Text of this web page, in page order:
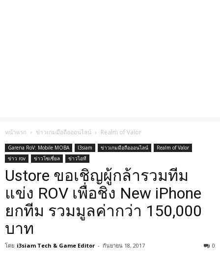
หน้าแรก ข่าวเกมมือถือออนไลน์ Realm of Valor
Garena RoV: Mobile MOBA I3siam ข่าวเกมมือถือออนไลน์
Realm of Valor
ข่าว rov
ข่าวโซเชี่ยล ข่าวไอที
Ustore ขอเชิญผู้กล้ารวมทีม
แข่ง ROV เพื่อชิง New iPhone
ยกทีม รวมมูลค่ากว่า 150,000
บาท
โดย i3siam Tech & Game Editor - กันยายน 18, 2017 0